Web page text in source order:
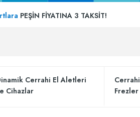
PEŞİN FİYATINA 3 TAKSİT!
Cerrahi El Aletleri
Cihazlar
Cerrahi
Frezler